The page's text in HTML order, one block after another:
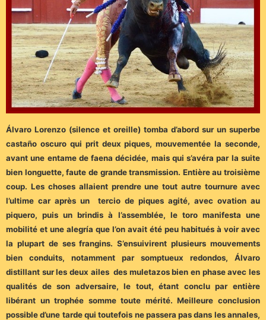
Álvaro Lorenzo (silence et oreille) tomba d’abord sur un superbe
castaño oscuro qui prit deux piques, mouvementée la seconde,
avant une entame de faena décidée, mais qui s’avéra par la suite
bien longuette, faute de grande transmission. Entière au troisième
coup. Les choses allaient prendre une tout autre tournure avec
l’ultime car après un tercio de piques agité, avec ovation au
piquero, puis un brindis à l’assemblée, le toro manifesta une
mobilité et une alegría que l’on avait été peu habitués à voir avec
la plupart de ses frangins. S’ensuivirent plusieurs mouvements
bien conduits, notamment par somptueux redondos, Álvaro
distillant sur les deux ailes des muletazos bien en phase avec les
qualités de son adversaire, le tout, étant conclu par entière
libérant un trophée somme toute mérité. Meilleure conclusion
possible d’une tarde qui toutefois ne passera pas dans les annales,